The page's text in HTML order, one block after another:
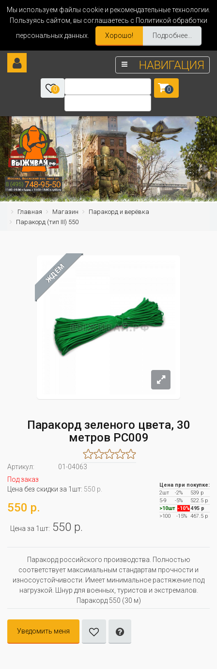
Мы используем файлы cookie и рекомендательные технологии.
Пользуясь сайтом, вы соглашаетесь с Политикой обработки
персональных данных.
Хорошо! Подробнее...
НАВИГАЦИЯ
0 0
Главная Магазин
Паракорд и верёвка
Паракорд (тип III) 550
ЖДЁМ
Паракорд зеленого цвета, 30
метров PC009
Артикул:
01-04063
Под заказ
Цена без скидки за 1шт: 550 р.
550 р.
Цена за 1шт: 550 р.
Цена при покупке:
2шт
-2%
539 р
5-9
-5%
522.5 р
>10шт -10% 495 р
>100
-15% 467.5 р
Паракорд российского производства. Полностью
соответствует максимальным стандартам прочности и
износоустойчивости. Имеет минимальное растяжение под
нагрузкой. Шнур для военных, туристов и экстремалов.
Паракорд 550 (30 м)
Уведомить меня